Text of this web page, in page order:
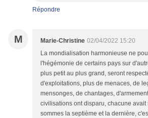
Répondre
M Marie-Christine 02/04/2022 15:20
La mondialisation harmonieuse ne
l'hégémonie de certains pays sur
plus petit au plus grand, seront
d'exploitations, plus de menaces, de
mensonges, de chantages,
civilisations ont disparu, chacune avait
sommes la septième et la dernière,